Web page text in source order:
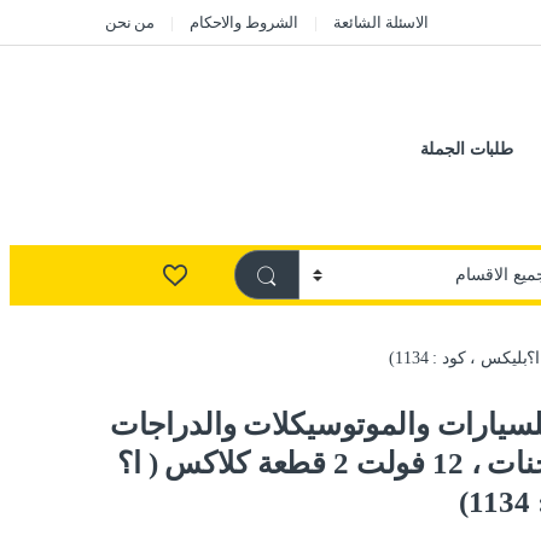
الاسئلة الشائعة الشروط والاحكام من نحن
طلبات الجملة
والموتوسيكلات والدراجات
النارية والشاحنات ، 12 فولت 2 قطعة كلاكس ( ا؟